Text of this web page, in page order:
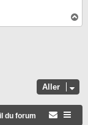
a
Aller
du forum